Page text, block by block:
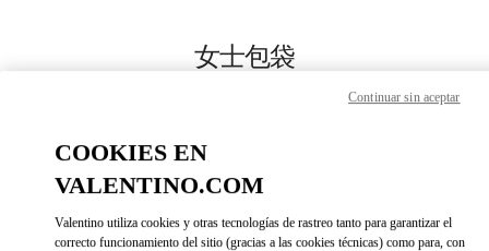
女士包袋
Call Now
更多细节
COOKIES EN
VALENTINO.COM
Valentino utiliza cookies y otras tecnologías de rastreo tanto para garantizar el
correcto funcionamiento del sitio (gracias a las cookies técnicas) como para, con
Continuar sin aceptar